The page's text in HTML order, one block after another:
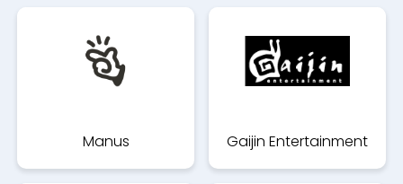
Manus Gaijin Entertainment